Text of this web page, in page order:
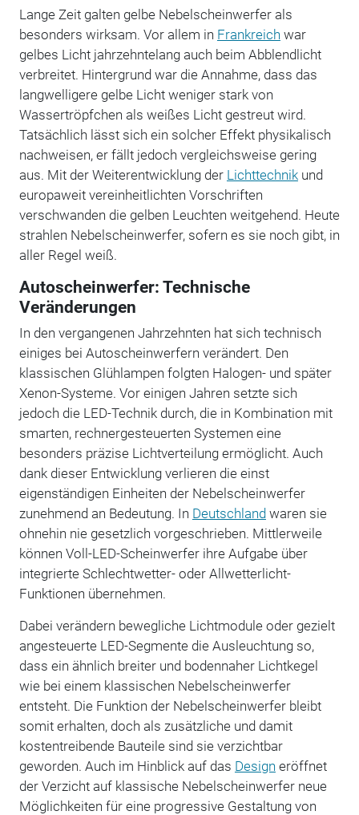
Lange Zeit galten gelbe Nebelscheinwerfer als
besonders wirksam. Vor allem in Frankreich war
gelbes Licht jahrzehntelang auch beim Abblendlicht
verbreitet. Hintergrund war die Annahme, dass das
langwelligere gelbe Licht weniger stark von
Wassertröpfchen als weißes Licht gestreut wird.
Tatsächlich lässt sich ein solcher Effekt physikalisch
nachweisen, er fällt jedoch vergleichsweise gering
aus. Mit der Weiterentwicklung der Lichttechnikund
europaweit vereinheitlichten Vorschriften
verschwanden die gelben Leuchten weitgehend. Heute
strahlen Nebelscheinwerfer, sofern es sie noch gibt, in
aller Regel weiß.
Autoscheinwerfer: Technische
Veränderungen
In den vergangenen Jahrzehnten hat sich technisch
einiges bei Autoscheinwerfern verändert. Den
klassischen Glühlampen folgten Halogen- und später
Xenon-Systeme. Vor einigen Jahren setzte sich
jedoch die LED-Technik durch, die in Kombination mit
smarten, rechnergesteuerten Systemen eine
besonders präzise Lichtverteilung ermöglicht. Auch
dank dieser Entwicklung verlieren die einst
eigenständigen Einheiten der Nebelscheinwerfer
zunehmend an Bedeutung. In Deutschlandwaren sie
ohnehin nie gesetzlich vorgeschrieben. Mittlerweile
können Voll-LED-Scheinwerfer ihre Aufgabe über
integrierte Schlechtwetter- oder Allwetterlicht-
Funktionen übernehmen.
Dabei verändern bewegliche Lichtmodule oder gezielt
angesteuerte LED-Segmente die Ausleuchtung so,
dass ein ähnlich breiter und bodennaher Lichtkegel
wie bei einem klassischen Nebelscheinwerfer
entsteht. Die Funktion der Nebelscheinwerfer bleibt
somit erhalten, doch als zusätzliche und damit
kostentreibende Bauteile sind sie verzichtbar
geworden. Auch im Hinblick auf das Design eröffnet
der Verzicht auf klassische Nebelscheinwerfer neue
Möglichkeiten für eine progressive Gestaltung von